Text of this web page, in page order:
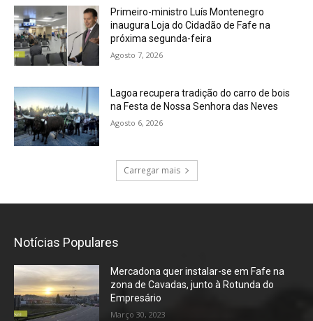
Primeiro-ministro Luís Montenegro
inaugura Loja do Cidadão de Fafe na
próxima segunda-feira
Agosto 7, 2026
Lagoa recupera tradição do carro de bois
na Festa de Nossa Senhora das Neves
Agosto 6, 2026
Carregar mais
Notícias Populares
Mercadona quer instalar-se em Fafe na
zona de Cavadas, junto à Rotunda do
Empresário
Março 30, 2023